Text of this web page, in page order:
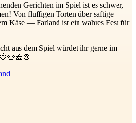
Gerichten im Spiel ist es schwer,
Von fluffigen Torten über saftige
Käse — Farland ist ein wahres Fest für
aus dem Spiel würdet ihr gerne im